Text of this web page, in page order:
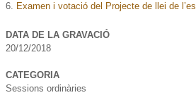
6. Examen i votació del Projecte de llei de
DATA DE LA GRAVACIÓ
20/12/2018
CATEGORIA
Sessions ordinàries